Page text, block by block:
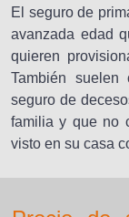
El seguro de
avanzada edad
quieren
También suelen
seguro de
familia y que no
visto en su casa